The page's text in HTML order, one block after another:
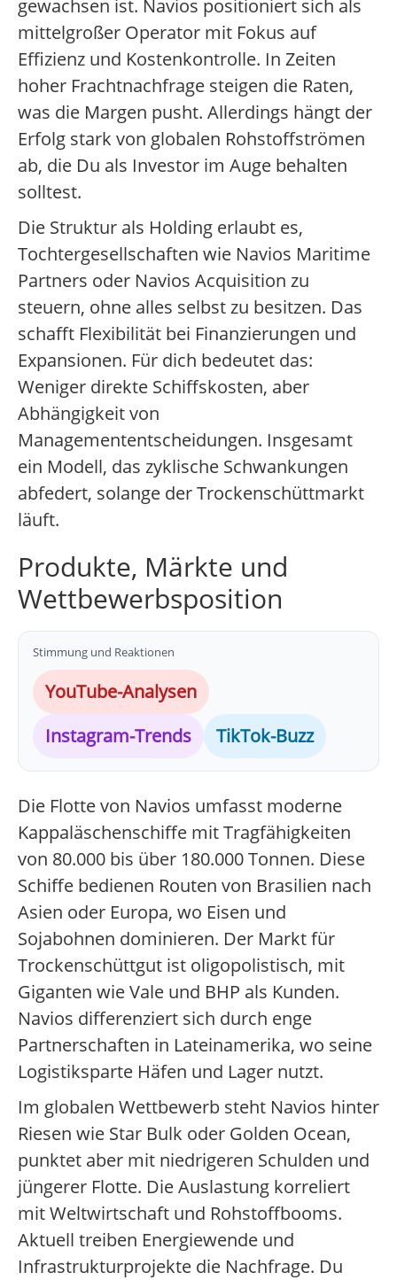
gewachsen ist. Navios positioniert sich als
mittelgroßer Operator mit Fokus auf
Effizienz und Kostenkontrolle. In Zeiten
hoher Frachtnachfrage steigen die Raten,
was die Margen pusht. Allerdings hängt der
Erfolg stark von globalen Rohstoffströmen
ab, die Du als Investor im Auge behalten
solltest.
Die Struktur als Holding erlaubt es,
Tochtergesellschaften wie Navios Maritime
Partners oder Navios Acquisition zu
steuern, ohne alles selbst zu besitzen. Das
schafft Flexibilität bei Finanzierungen und
Expansionen. Für dich bedeutet das:
Weniger direkte Schiffskosten, aber
Abhängigkeit von
Managemententscheidungen. Insgesamt
ein Modell, das zyklische Schwankungen
abfedert, solange der Trockenschüttmarkt
läuft.
Produkte, Märkte und
Wettbewerbsposition
Stimmung und Reaktionen
YouTube-Analysen
Instagram-Trends
TikTok-Buzz
Die Flotte von Navios umfasst moderne
Kappaläschenschiffe mit Tragfähigkeiten
von 80.000 bis über 180.000 Tonnen. Diese
Schiffe bedienen Routen von Brasilien nach
Asien oder Europa, wo Eisen und
Sojabohnen dominieren. Der Markt für
Trockenschüttgut ist oligopolistisch, mit
Giganten wie Vale und BHP als Kunden.
Navios differenziert sich durch enge
Partnerschaften in Lateinamerika, wo seine
Logistiksparte Häfen und Lager nutzt.
Im globalen Wettbewerb steht Navios hinter
Riesen wie Star Bulk oder Golden Ocean,
punktet aber mit niedrigeren Schulden und
jüngerer Flotte. Die Auslastung korreliert
mit Weltwirtschaft und Rohstoffbooms.
Aktuell treiben Energiewende und
Infrastrukturprojekte die Nachfrage. Du